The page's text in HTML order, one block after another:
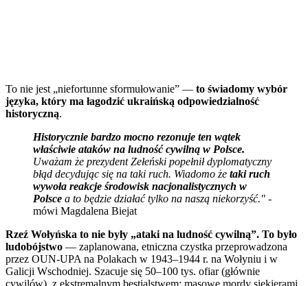
To nie jest „niefortunne sformułowanie” — to świadomy wybór
języka, który ma łagodzić ukraińską odpowiedzialność
historyczną.
Historycznie bardzo mocno rezonuje ten wątek
właściwie ataków na ludność cywilną w Polsce.
Uważam że prezydent Zełeński popełnił dyplomatyczny
błąd decydując się na taki ruch. Wiadomo że taki ruch
wywoła reakcje środowisk nacjonalistycznych w
Polsce a to będzie działać tylko na naszą niekorzyść." -
mówi Magdalena Biejat
Rzeź Wołyńska to nie były „ataki na ludność cywilną”. To było
ludobójstwo — zaplanowana, etniczna czystka przeprowadzona
przez OUN-UPA na Polakach w 1943–1944 r. na Wołyniu i w
Galicji Wschodniej. Szacuje się 50–100 tys. ofiar (głównie
cywilów), z ekstremalnym bestialstwem: masowe mordy siekierami,